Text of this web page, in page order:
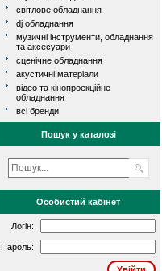
світлове обладнання
dj обладнання
музичні інструменти, обладнання
та аксесуари
сценічне обладнання
акустичні матеріали
відео та кінопроекційне
обладнання
всі бренди
Пошук у каталозі
Особистий кабінет
Логін:
Пароль: